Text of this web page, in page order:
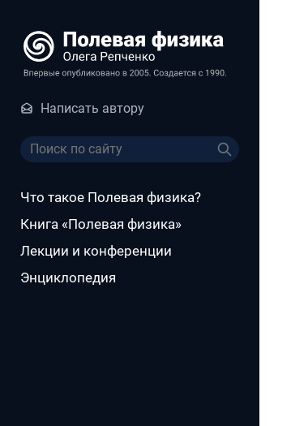
Написать автору
Что такое Полевая физика?
Книга «Полевая физика»
Лекции и конференции
Энциклопедия